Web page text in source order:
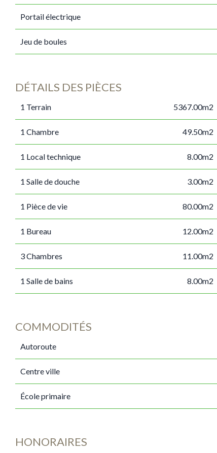
Portail électrique
Jeu de boules
DÉTAILS DES PIÈCES
1 Terrain 5367.00m2
1 Chambre 49.50m2
1 Local technique 8.00m2
1 Salle de douche 3.00m2
1 Pièce de vie 80.00m2
1 Bureau 12.00m2
3 Chambres 11.00m2
1 Salle de bains 8.00m2
COMMODITÉS
Autoroute
Centre ville
École primaire
HONORAIRES